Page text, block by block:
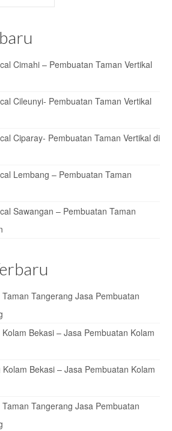
Cimahi – Pembuatan Taman Vertikal
Cileunyi- Pembuatan Taman Vertikal
Ciparay- Pembuatan Taman Vertikal di
Lembang – Pembuatan Taman
Sawangan – Pembuatan Taman
Tangerang Jasa Pembuatan
Bekasi – Jasa Pembuatan Kolam
Kolam Bekasi – Jasa Pembuatan Kolam
Tangerang Jasa Pembuatan